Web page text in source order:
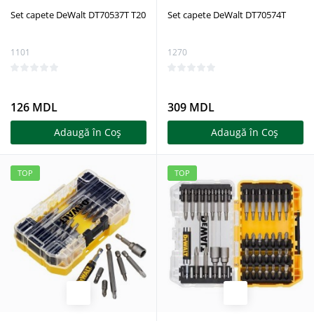
Set capete DeWalt DT70537T T20
1101
126 MDL
Adaugă în Coş
Set capete DeWalt DT70574T
1270
309 MDL
Adaugă în Coş
TOP TOP